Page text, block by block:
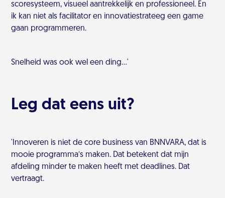
scoresysteem, visueel aantrekkelijk en professioneel. En
ik kan niet als facilitator en innovatiestrateeg een game
gaan programmeren.
Snelheid was ook wel een ding…'
Leg dat eens uit?
'Innoveren is niet de core business van BNNVARA, dat is
mooie programma’s maken. Dat betekent dat mijn
afdeling minder te maken heeft met deadlines. Dat
vertraagt.